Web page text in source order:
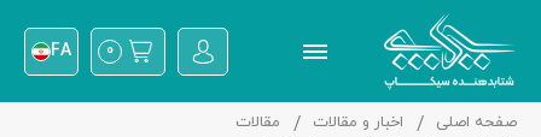
0
FA
صفحه اصلی اخبار و مقالات
مقالات